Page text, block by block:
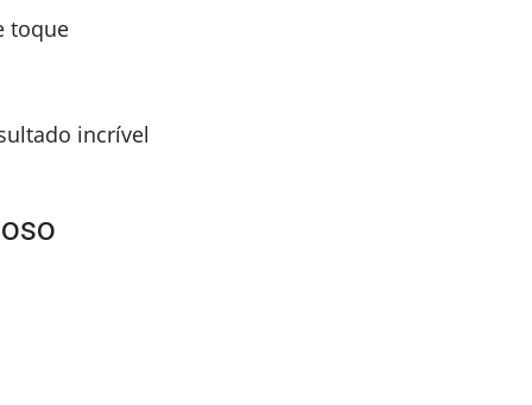
toque
incrível